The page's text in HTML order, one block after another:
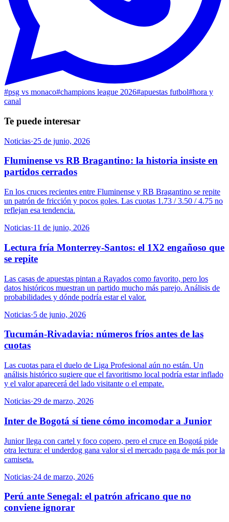
#psg vs monaco#champions league 2026#apuestas futbol#hora y
canal
Te puede interesar
Noticias·25 de junio, 2026
Fluminense vs RB Bragantino: la historia insiste en
partidos cerrados
En los cruces recientes entre Fluminense y RB Bragantino se repite
un patrón de fricción y pocos goles. Las cuotas 1.73 / 3.50 / 4.75 no
reflejan esa tendencia.
Noticias·11 de junio, 2026
Lectura fría Monterrey-Santos: el 1X2 engañoso que
se repite
Las casas de apuestas pintan a Rayados como favorito, pero los
datos históricos muestran un partido mucho más parejo. Análisis de
probabilidades y dónde podría estar el valor.
Noticias·5 de junio, 2026
Tucumán-Rivadavia: números fríos antes de las
cuotas
Las cuotas para el duelo de Liga Profesional aún no están. Un
análisis histórico sugiere que el favoritismo local podría estar inflado
y el valor aparecerá del lado visitante o el empate.
Noticias·29 de marzo, 2026
Inter de Bogotá sí tiene cómo incomodar a Junior
Junior llega con cartel y foco copero, pero el cruce en Bogotá pide
otra lectura: el underdog gana valor si el mercado paga de más por la
camiseta.
Noticias·24 de marzo, 2026
Perú ante Senegal: el patrón africano que no
conviene ignorar